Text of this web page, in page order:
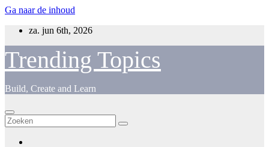
Ga naar de inhoud
za. jun 6th, 2026
Trending Topics
Build, Create and Learn